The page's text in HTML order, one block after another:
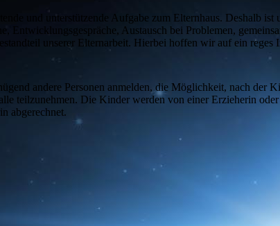
und unterstützende Aufgabe zum Elternhaus. Deshalb
Entwicklungsgespräche, Austausch bei Problemen,
unserer Elternarbeit. Hierbei hoffen wir auf ein
andere Personen anmelden, die Möglichkeit, nach der
teilzunehmen. Die Kinder werden von einer Erzieherin
abgerechnet.